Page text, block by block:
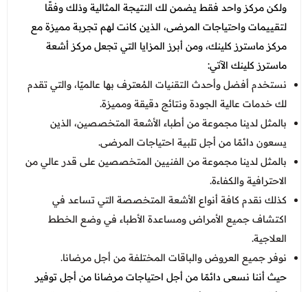
ولكن مركز واحد فقط يضمن لك النتيجة المثالية وذلك وفقًا
لتقييمات واحتياجات المرضى، الذين كانت لهم تجربة مميزة مع
مركز ماسترز كلينك، ومن أبرز المزايا التي تجعل مركز أشعة
ماسترز كلينك الآتي:
نستخدم أفضل وأحدث التقنيات المُعترف بها عالميًا، والتي تقدم
لك خدمات عالية الجودة ونتائج دقيقة ومميزة.
بالمثل لدينا مجموعة من أطباء الأشعة المتخصصين، الذين
يسعون دائمًا من أجل تلبية احتياجات المرضى.
بالمثل لدينا مجموعة من الفنيين المتخصصين على قدر عالي من
الاحترافية والكفاءة.
كذلك نقدم كافة أنواع الأشعة المتخصصة التي تساعد في
اكتشاف جميع الأمراض ومساعدة الأطباء في وضع الخطط
العلاجية.
نوفر جميع العروض والباقات المختلفة من أجل مرضانا.
حيث أننا نسعى دائمًا من أجل احتياجات مرضانا من أجل توفير